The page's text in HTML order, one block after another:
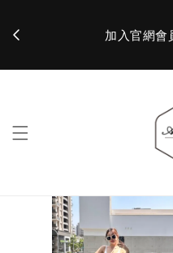
加入官網會